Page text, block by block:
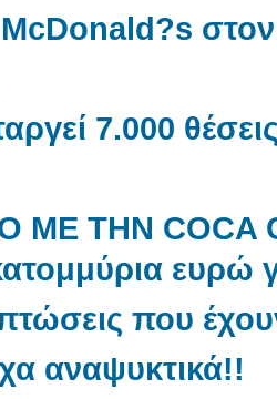
7.000
ΤΗΝ COCA
ευρώ
που
αναψυκτικά!!